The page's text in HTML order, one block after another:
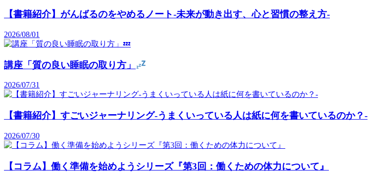
【書籍紹介】がんばるのをやめるノート-未来が動き出す、心と習慣の整え方-
2026/08/01
講座「質の良い睡眠の取り方」
2026/07/31
【書籍紹介】すごいジャーナリング-うまくいっている人は紙に何を書いているのか？-
2026/07/30
【コラム】働く準備を始めようシリーズ『第3回：働くための体力について』